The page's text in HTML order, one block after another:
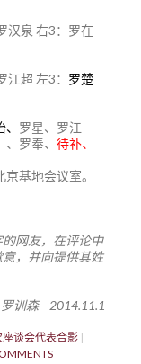
汉泉 右3：罗在
超 左3： 罗楚
罗星、罗江
罗奉、 待补、
基地会议室。
的网友，在评论中
，并向提供其姓
训森 2014.11.1
谈会代表合影